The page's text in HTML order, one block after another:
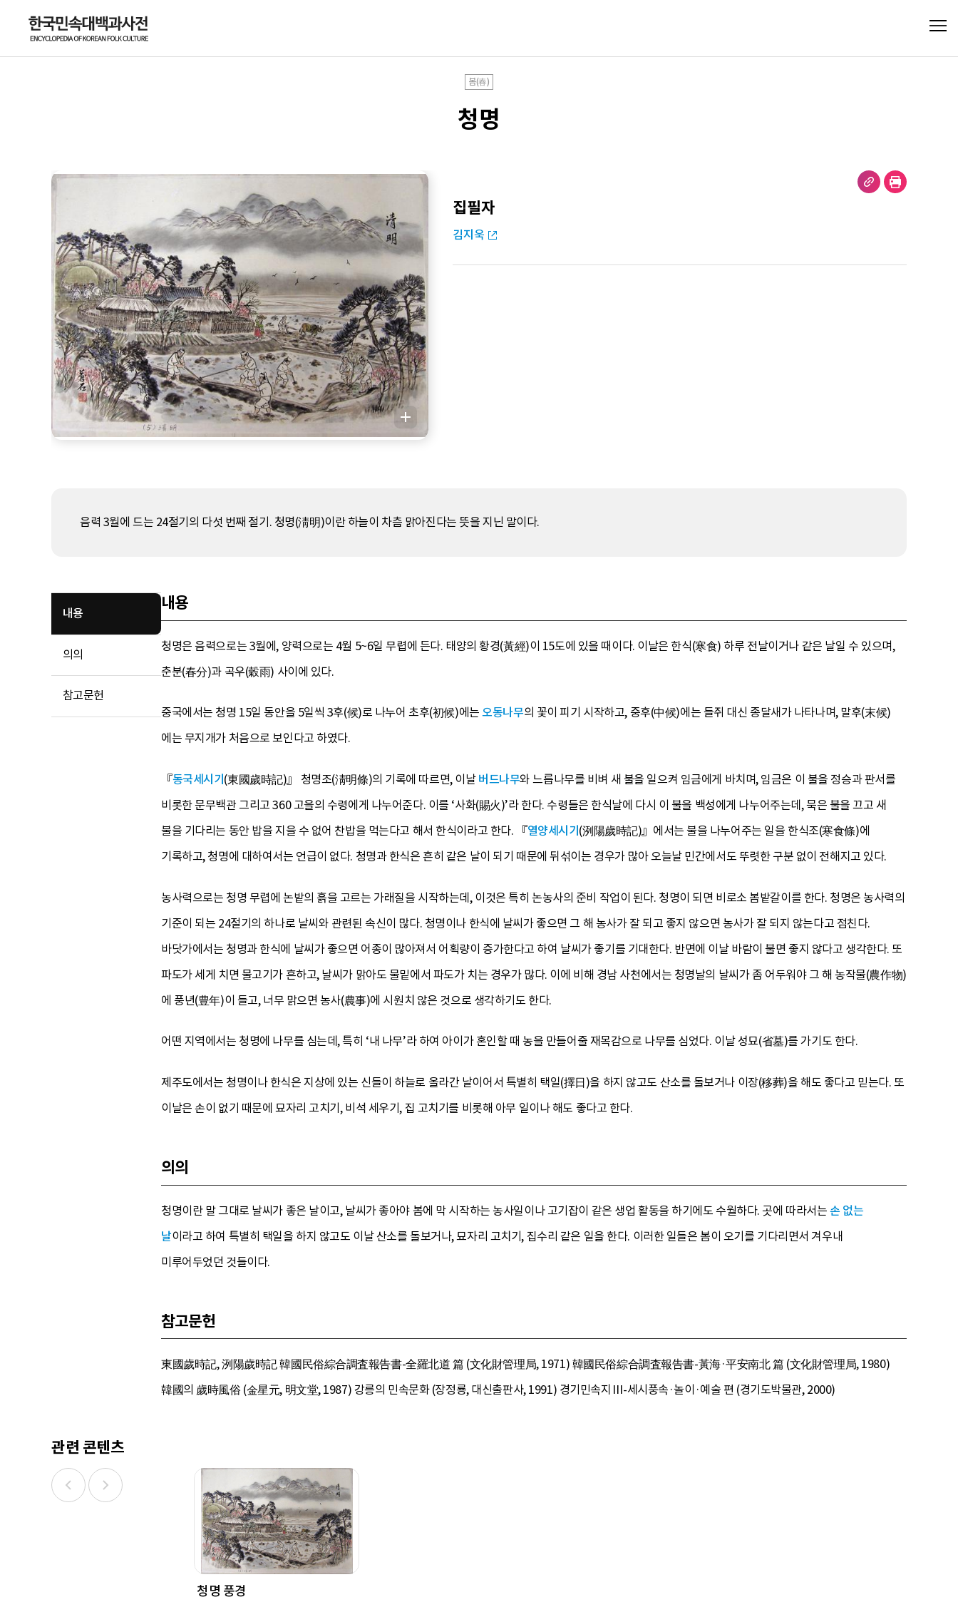
봄(春)
청명
집필자
김지욱
음력 3월에 드는 24절기의 다섯 번째 절기. 청명(淸明)이란 하늘이 차츰 맑아진다는 뜻을 지닌 말이다.
내용
의의
참고문헌
내용
청명은 음력으로는 3월에, 양력으로는 4월 5~6일 무렵에 든다. 태양의 황경(黃經)이 15도에 있을 때이다. 이날은 한식(寒食) 하루 전날이거나 같은 날일 수 있으며,
춘분(春分)과 곡우(穀雨) 사이에 있다.
중국에서는 청명 15일 동안을 5일씩 3후(候)로 나누어 초후(初候)에는오동나무의 꽃이 피기 시작하고, 중후(中候)에는 들쥐 대신 종달새가 나타나며, 말후(末候)
에는 무지개가 처음으로 보인다고 하였다.
『동국세시기 (東國歲時記)』 청명조(淸明條)의 기록에 따르면, 이날버드나무와 느릅나무를 비벼 새 불을 일으켜 임금에게 바치며, 임금은 이 불을 정승과 판서를
비롯한 문무백관 그리고 360 고을의 수령에게 나누어준다. 이를 ‘사화(賜火)’라 한다. 수령들은 한식날에 다시 이 불을 백성에게 나누어주는데, 묵은 불을 끄고 새
불을 기다리는 동안 밥을 지을 수 없어 찬밥을 먹는다고 해서 한식이라고 한다. 『열양세시기 (洌陽歲時記)』에서는 불을 나누어주는 일을 한식조(寒食條)에
기록하고, 청명에 대하여서는 언급이 없다. 청명과 한식은 흔히 같은 날이 되기 때문에 뒤섞이는 경우가 많아 오늘날 민간에서도 뚜렷한 구분 없이 전해지고 있다.
농사력으로는 청명 무렵에 논밭의 흙을 고르는 가래질을 시작하는데, 이것은 특히 논농사의 준비 작업이 된다. 청명이 되면 비로소 봄밭갈이를 한다. 청명은 농사력의
기준이 되는 24절기의 하나로 날씨와 관련된 속신이 많다. 청명이나 한식에 날씨가 좋으면 그 해 농사가 잘 되고 좋지 않으면 농사가 잘 되지 않는다고 점친다.
바닷가에서는 청명과 한식에 날씨가 좋으면 어종이 많아져서 어획량이 증가한다고 하여 날씨가 좋기를 기대한다. 반면에 이날 바람이 불면 좋지 않다고 생각한다. 또
파도가 세게 치면 물고기가 흔하고, 날씨가 맑아도 물밑에서 파도가 치는 경우가 많다. 이에 비해 경남 사천에서는 청명날의 날씨가 좀 어두워야 그 해 농작물(農作物)
에 풍년(豊年)이 들고, 너무 맑으면 농사(農事)에 시원치 않은 것으로 생각하기도 한다.
어떤 지역에서는 청명에 나무를 심는데, 특히 ‘내 나무’라 하여 아이가 혼인할 때 농을 만들어줄 재목감으로 나무를 심었다. 이날 성묘(省墓)를 가기도 한다.
제주도에서는 청명이나 한식은 지상에 있는 신들이 하늘로 올라간 날이어서 특별히 택일(擇日)을 하지 않고도 산소를 돌보거나 이장(移葬)을 해도 좋다고 믿는다. 또
이날은 손이 없기 때문에 묘자리 고치기, 비석 세우기, 집 고치기를 비롯해 아무 일이나 해도 좋다고 한다.
의의
청명이란 말 그대로 날씨가 좋은 날이고, 날씨가 좋아야 봄에 막 시작하는 농사일이나 고기잡이 같은 생업 활동을 하기에도 수월하다. 곳에 따라서는손 없는
날이라고 하여 특별히 택일을 하지 않고도 이날 산소를 돌보거나, 묘자리 고치기, 집수리 같은 일을 한다. 이러한 일들은 봄이 오기를 기다리면서 겨우내
미루어두었던 것들이다.
참고문헌
東國歲時記, 洌陽歲時記 韓國民俗綜合調査報告書-全羅北道 篇 (文化財管理局, 1971) 韓國民俗綜合調査報告書-黃海·平安南北 篇 (文化財管理局, 1980)
韓國의 歲時風俗 (金星元, 明文堂, 1987) 강릉의 민속문화 (장정룡, 대신출판사, 1991) 경기민속지Ⅲ-세시풍속·놀이·예술 편 (경기도박물관, 2000)
관련 콘텐츠
청명 풍경